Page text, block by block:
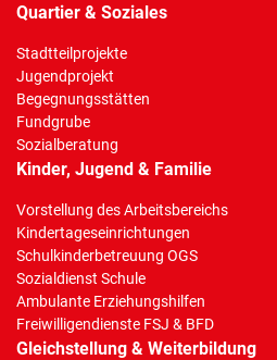
Quartier & Soziales
Stadtteilprojekte
Jugendprojekt
Begegnungsstätten
Fundgrube
Sozialberatung
Kinder, Jugend & Familie
Vorstellung des Arbeitsbereichs
Kindertageseinrichtungen
Schulkinderbetreuung OGS
Sozialdienst Schule
Ambulante Erziehungshilfen
Freiwilligendienste FSJ & BFD
Gleichstellung & Weiterbildung